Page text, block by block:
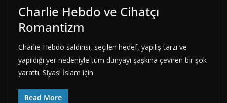
Charlie Hebdo ve Cihatçı
Romantizm
Charlie Hebdo saldırısı, seçilen hedef, yapılış tarzı ve
yapıldığı yer nedeniyle tüm dünyayı şaşkına çeviren bir şok
yarattı. Siyasi İslam için
Read More